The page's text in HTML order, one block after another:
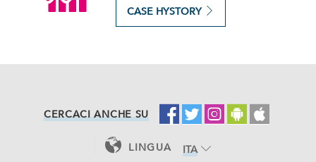
CASE HYSTORY
CERCACI ANCHE SU
LINGUA
ITA